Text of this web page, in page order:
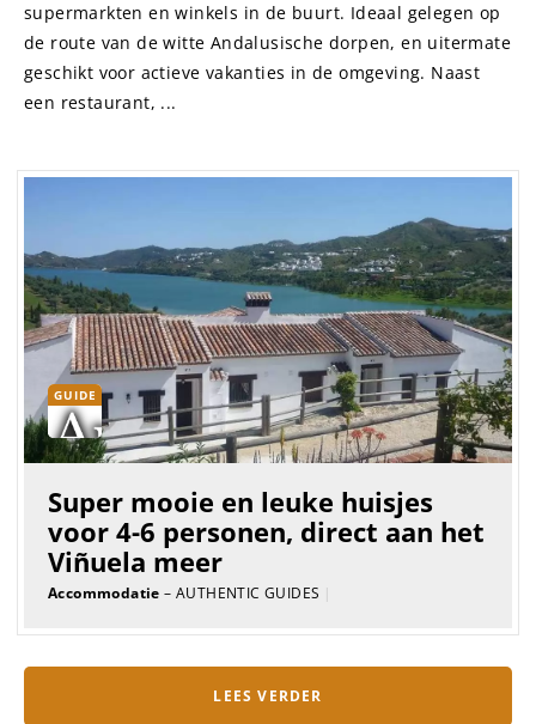
supermarkten en winkels in de buurt. Ideaal gelegen op
de route van de witte Andalusische dorpen, en uitermate
geschikt voor actieve vakanties in de omgeving. Naast
een restaurant, ...
GUIDE
Super mooie en leuke huisjes
voor 4-6 personen, direct aan het
Viñuela meer
Accommodatie – AUTHENTIC GUIDES |
LEES VERDER